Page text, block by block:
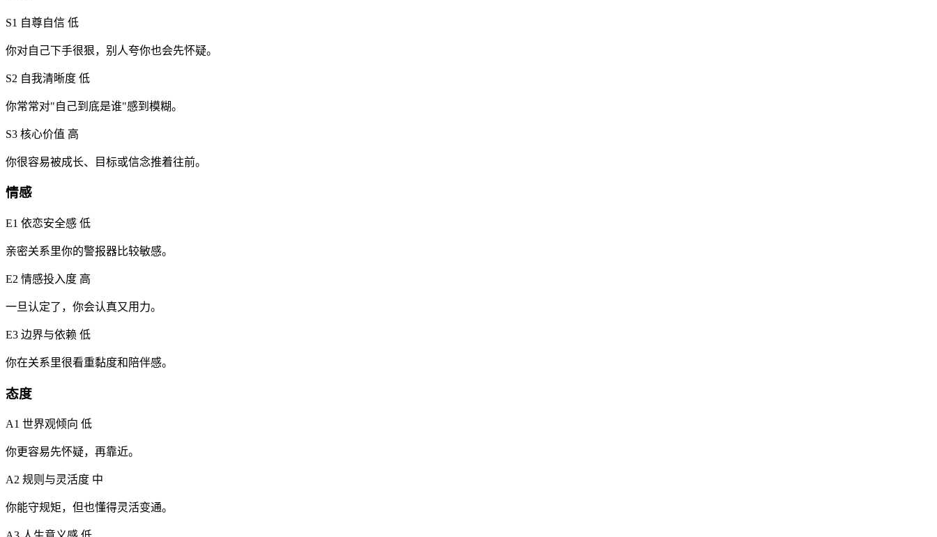
S1 自尊自信 低
你对自己下手很狠，别人夸你也会先怀疑。
S2 自我清晰度 低
你常常对"自己到底是谁"感到模糊。
S3 核心价值 高
你很容易被成长、目标或信念推着往前。
情感
E1 依恋安全感 低
亲密关系里你的警报器比较敏感。
E2 情感投入度 高
一旦认定了，你会认真又用力。
E3 边界与依赖 低
你在关系里很看重黏度和陪伴感。
态度
A1 世界观倾向 低
你更容易先怀疑，再靠近。
A2 规则与灵活度 中
你能守规矩，但也懂得灵活变通。